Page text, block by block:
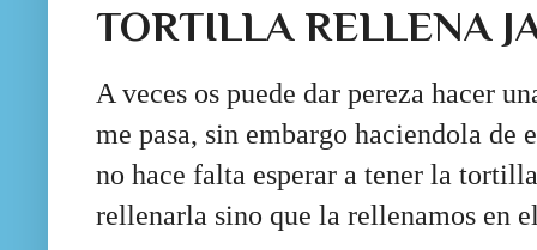
TORTILLA RELLENA
A veces os puede dar pereza hacer
me pasa, sin embargo haciendola de
no hace falta esperar a tener la
rellenarla sino que la rellenamos en